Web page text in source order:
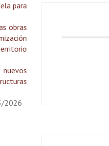
para
obras
nuevos
2026